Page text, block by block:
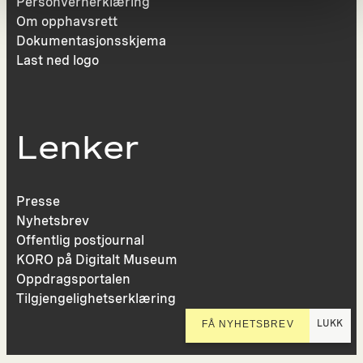
Om opphavsrett
Dokumentasjonsskjema
Last ned logo
Lenker
Presse
Nyhetsbrev
Offentlig postjournal
KORO på Digitalt Museum
Oppdragsportalen
Tilgjengelighetserklæring
FÅ NYHETSBREV LUKK